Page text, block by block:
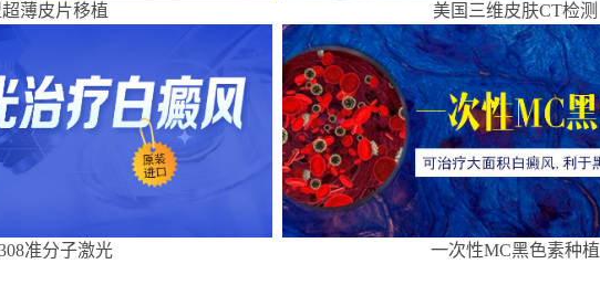
薄皮片移植 美国三维皮肤CT检测
准分子激光 一次性MC黑色素种植